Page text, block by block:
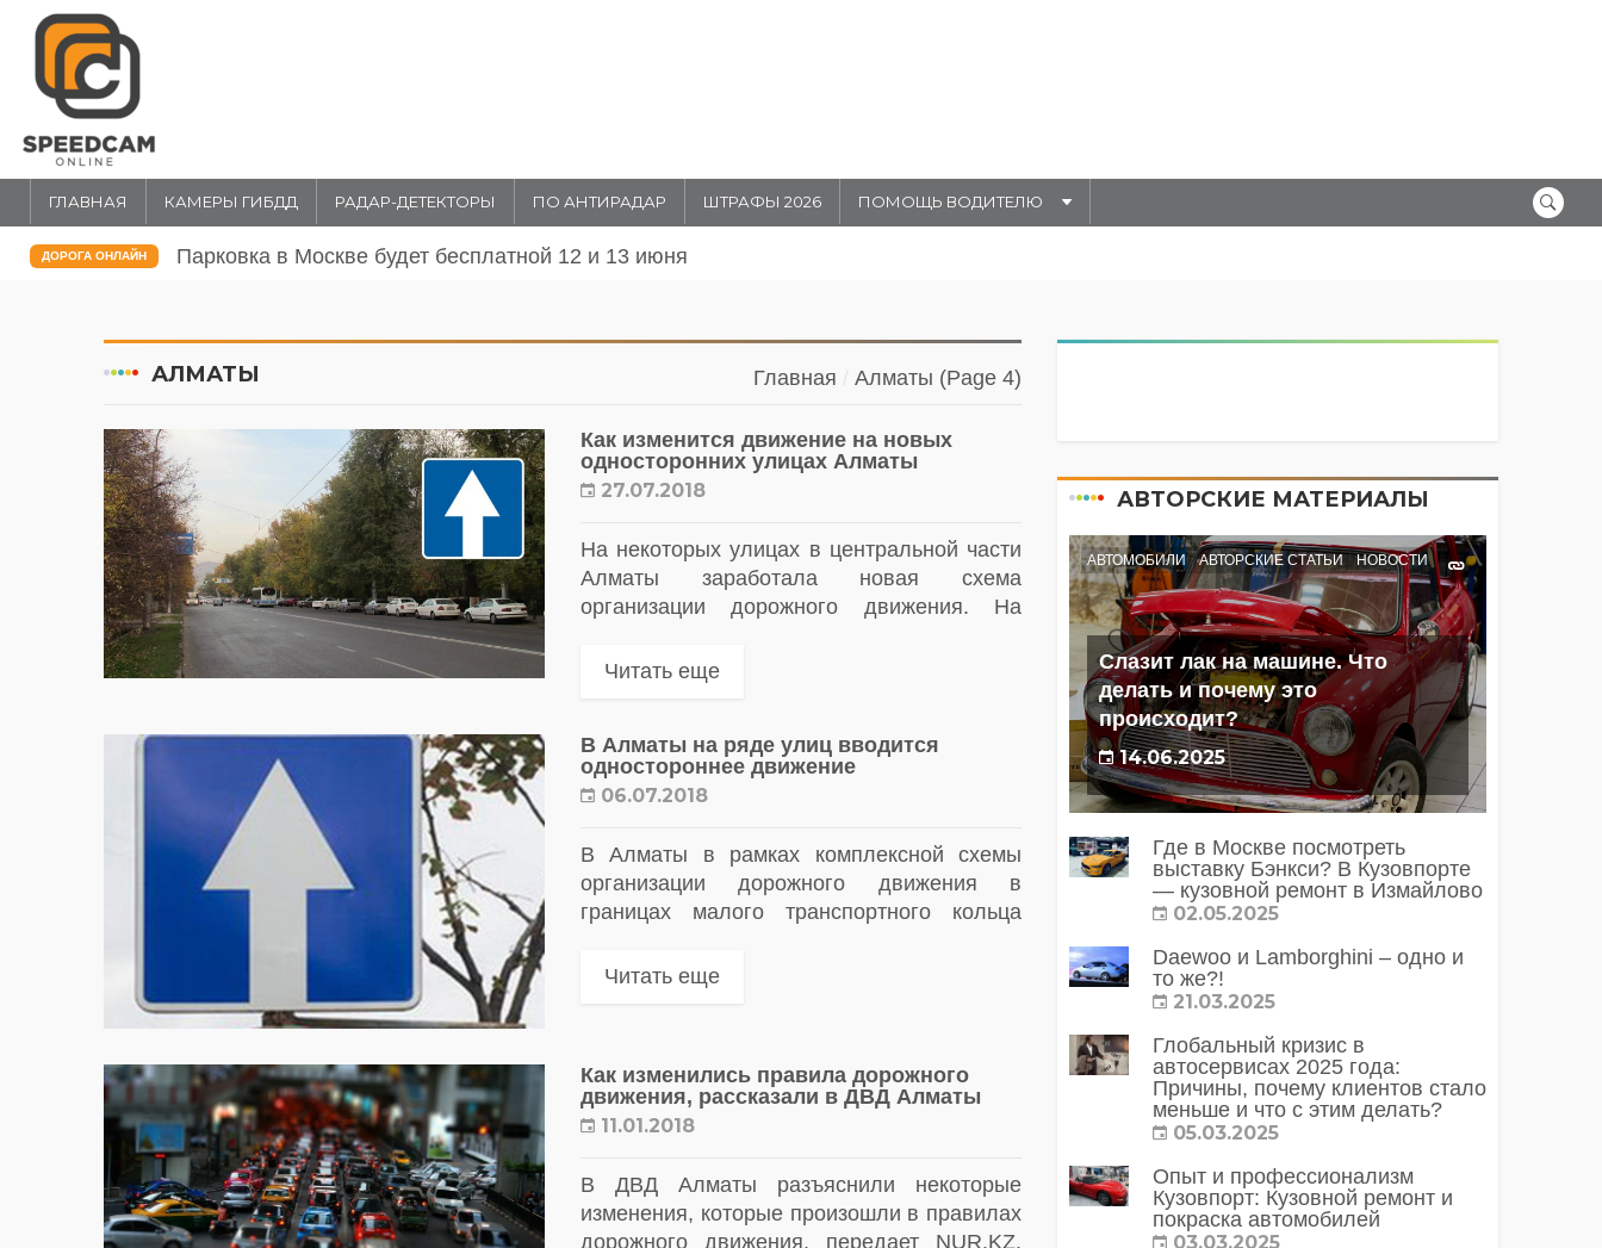
ГЛАВНАЯ КАМЕРЫ ГИБДД РАДАР-ДЕТЕКТОРЫ ПО АНТИРАДАР ШТРАФЫ 2026 ПОМОЩЬ ВОДИТЕЛЮ
ДОРОГА ОНЛАЙН
12 и 13 июня Перекрытие движения 12 и 13 июня 2026 года в
АЛМАТЫ Главная Алматы (Page 4)
Как изменится движение на новых
односторонних улицах Алматы
27.07.2018
На некоторых улицах в центральной части
Алматы заработала новая схема
организации дорожного движения. На
до 40 километров в час. Нововведения
Читать еще
В Алматы на ряде улиц вводится
одностороннее движение
06.07.2018
В Алматы в рамках комплексной схемы
организации дорожного движения в
границах малого транспортного кольца
транспортных средств на улицах
Читать еще
Как изменились правила дорожного
движения, рассказали в ДВД Алматы
11.01.2018
В ДВД Алматы разъяснили некоторые
изменения, которые произошли в правилах
дорожного движения, передает NUR.KZ.
АВТОРСКИЕ МАТЕРИАЛЫ
АВТОМОБИЛИ АВТОРСКИЕ СТАТЬИ НОВОСТИ
Слазит лак на машине. Что
делать и почему это
происходит?
14.06.2025
Где в Москве посмотреть
выставку Бэнкси? В Кузовпорте
— кузовной ремонт в Измайлово
02.05.2025
Daewoo и Lamborghini – одно и
то же?!
21.03.2025
Глобальный кризис в
автосервисах 2025 года:
Причины, почему клиентов стало
меньше и что с этим делать?
05.03.2025
Опыт и профессионализм
Кузовпорт: Кузовной ремонт и
покраска автомобилей
03.03.2025